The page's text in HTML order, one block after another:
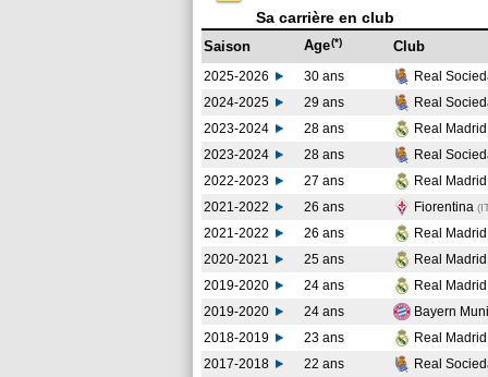
Sa carrière en club
Saison Age(*) Club
2025-2026 30 ans Real
2024-2025
29 ans Real
2023-2024
28 ans Real Madrid
2023-2024
28 ans Real
2022-2023
27 ans Real Madrid
2021-2022
26 ans Fiorentina
2021-2022
26 ans Real Madrid
2020-2021
25 ans Real Madrid
2019-2020
24 ans Real Madrid
2019-2020
24 ans Bayern
2018-2019
23 ans Real Madrid
2017-2018
22 ans Real